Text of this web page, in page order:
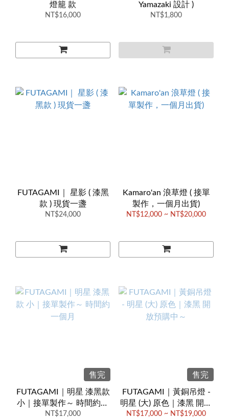
燈籠 款
NT$16,000
Yamazaki 設計 )
NT$1,800
FUTAGAMI｜ 星影 ( 漆黑
款 ) 現貨一盞
NT$24,000
Kamaro'an 浪草燈 ( 接單
製作，一個月出貨)
NT$12,000 ~ NT$20,000
售完
FUTAGAMI｜明星 漆黑款
小｜接單製作～ 時間約一
個月
NT$17,000
售完
FUTAGAMI｜黃銅吊燈 -
明星 (大) 原色｜漆黑 開放
預購中～
NT$17,000 ~ NT$19,000